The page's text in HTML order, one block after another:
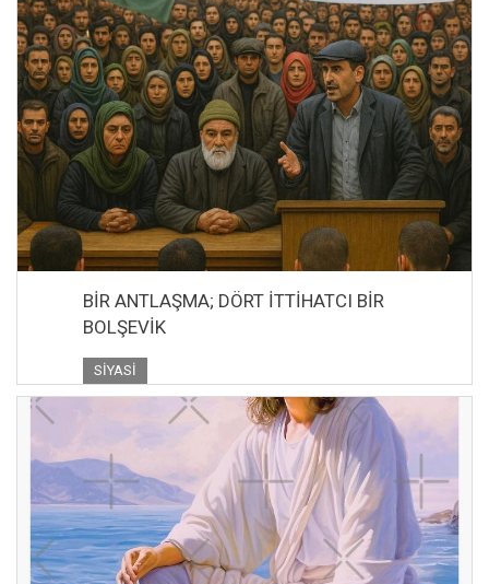
BİR ANTLAŞMA; DÖRT İTTİHATCI BİR
BOLŞEVİK
SIYASI